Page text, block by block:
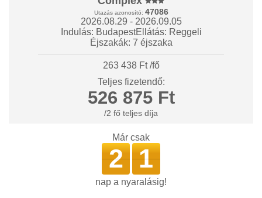
Már csak
2 1
nap a nyaralásig!
Utazás azonosító: 47086
2026.08.29 - 2026.09.05
Indulás: BudapestEllátás: Reggeli
Éjszakák: 7 éjszaka
263 438 Ft /fő
Teljes fizetendő:
526 875 Ft
/2 fő teljes díja